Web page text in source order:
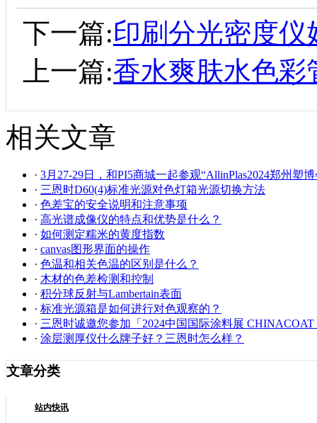
下一篇:印刷分光密度
上一篇:香水爽肤水色彩
相关文章
· 3月27-29日，和PI5商城一起参观“AllinPlas2024郑州塑博
· 三恩时D60(4)标准光源对色灯箱光源切换方法
· 色差宝的安全说明和注意事项
· 高光谱成像仪的特点和优势是什么？
· 如何测定糯米的黄度指数
· canvas图形界面的操作
· 色温和相关色温的区别是什么？
· 木材的色差检测和控制
· 积分球反射与Lambertain表面
· 标准光源箱是如何进行对色观察的？
· 三恩时诚邀您参加「2024中国国际涂料展 CHINACOAT
· 涂层测厚仪什么牌子好？三恩时怎么样？
文章分类
站内快讯